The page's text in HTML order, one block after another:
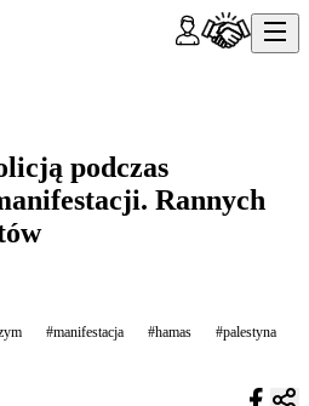
podczas
Rannych
#manifestacja #hamas
#palestyna